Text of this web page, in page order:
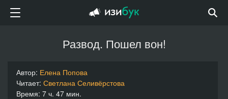
Развод. Пошел вон!
Автор: Елена Попова
Читает: Светлана Селивёрстова
Время: 7 ч. 47 мин.